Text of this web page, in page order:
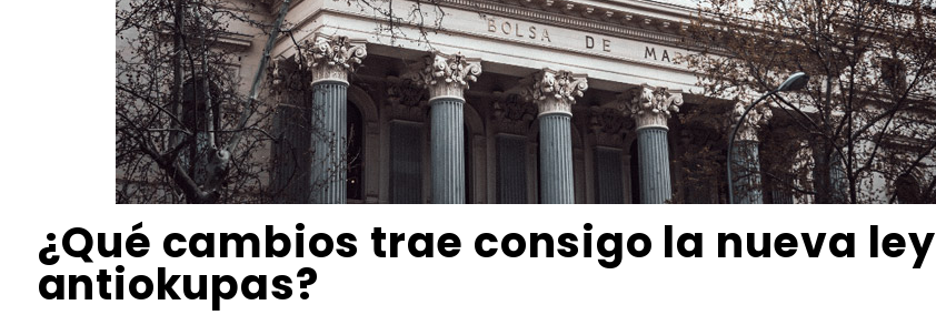
¿Qué cambios trae consigo la nueva ley
antiokupas?